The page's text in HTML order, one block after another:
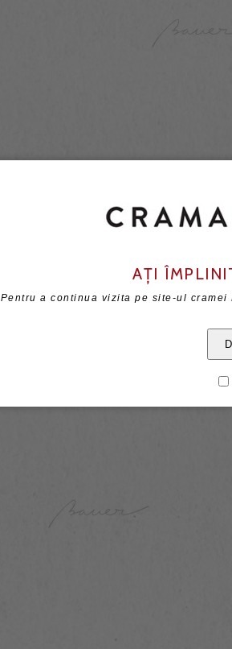
AȚI
Pentru a continua vizita pe site-ul